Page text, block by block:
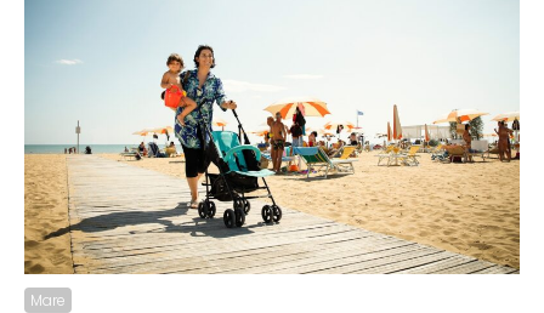
Mare